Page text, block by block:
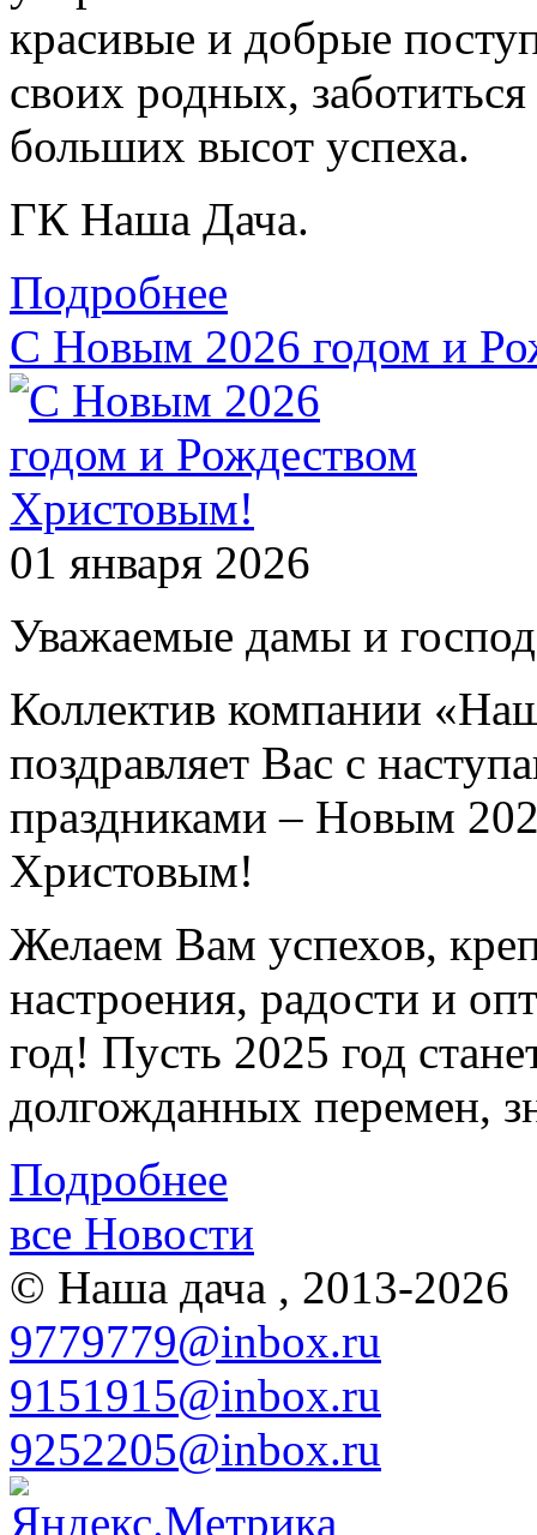
красивые и добрые
своих родных,
больших высот успеха.
ГК Наша Дача.
Подробнее
C Новым 2026 годом и
01 января 2026
Уважаемые дамы и
Коллектив компании
поздравляет Вас с
праздниками – Новым
Христовым!
Желаем Вам успехов,
настроения, радости и
год! Пусть 2025 год
долгожданных перемен,
Подробнее
все Новости
© Наша дача , 2013-2026
9779779@inbox.ru
9151915@inbox.ru
9252205@inbox.ru